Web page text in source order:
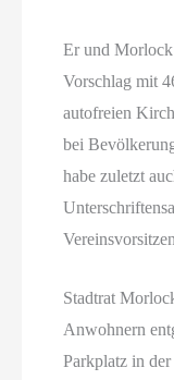
Er und Morlock
Vorschlag mit
autofreien
bei
habe zuletzt
Stadtrat
Anwohnern
Parkplatz in